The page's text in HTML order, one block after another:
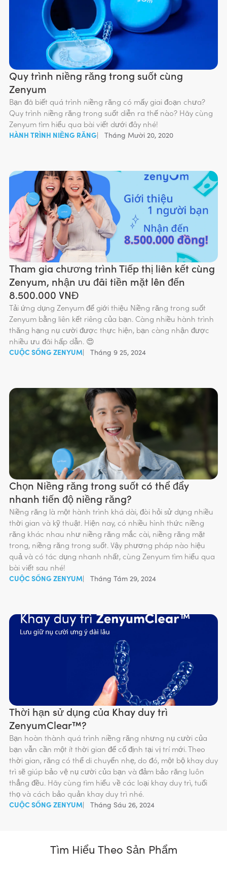
Quy trình niềng răng trong suốt cùng
Zenyum
Bạn đã biết quá trình niềng răng có mấy giai đoạn chưa?
Quy trình niềng răng trong suốt diễn ra thế nào? Hãy cùng
Zenyum tìm hiểu qua bài viết dưới đây nhé!
HÀNH TRÌNH NIỀNG RĂNG| Tháng Mười 20, 2020
Tham gia chương trình Tiếp thị liên kết cùng
Zenyum, nhận ưu đãi tiền mặt lên đến
8.500.000 VNĐ
Tải ứng dụng Zenyum để giới thiệu Niềng răng trong suốt
Zenyum bằng liên kết riêng của bạn. Càng nhiều hành trình
thăng hạng nụ cười được thực hiện, bạn càng nhận được
nhiều ưu đãi hấp dẫn. 😍
CUỘC SỐNG ZENYUM| Tháng 9 25, 2024
Chọn Niềng răng trong suốt có thể đẩy
nhanh tiến độ niềng răng?
Niềng răng là một hành trình khá dài, đòi hỏi sử dụng nhiều
thời gian và kỹ thuật. Hiện nay, có nhiều hình thức niềng
răng khác nhau như niềng răng mắc cài, niềng răng mặt
trong, niềng răng trong suốt. Vậy phương pháp nào hiệu
quả và có tác dụng nhanh nhất, cùng Zenyum tìm hiểu qua
bài viết sau nhé!
CUỘC SỐNG ZENYUM| Tháng Tám 29, 2024
Thời hạn sử dụng của Khay duy trì
ZenyumClear™?
Bạn hoàn thành quá trình niềng răng nhưng nụ cười của
bạn vẫn cần một ít thời gian để cố định tại vị trí mới. Theo
thời gian, răng có thể di chuyển nhẹ, do đó, một bộ khay duy
trì sẽ giúp bảo vệ nụ cười của bạn và đảm bảo răng luôn
thẳng đều. Hãy cùng tìm hiểu về các loại khay duy trì, tuổi
thọ và cách bảo quản khay duy trì nhé.
CUỘC SỐNG ZENYUM| Tháng Sáu 26, 2024
Tìm Hiểu Theo Sản Phẩm